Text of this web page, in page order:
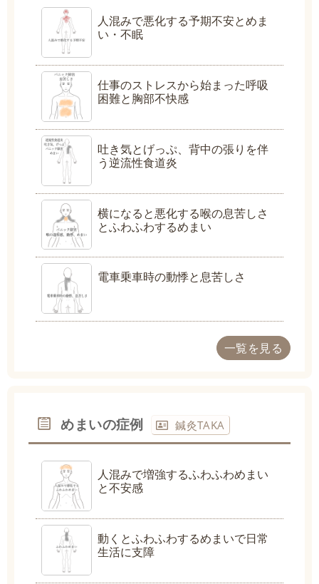
人混みで悪化する予期不安とめま
い・不眠
仕事のストレスから始まった呼吸
困難と胸部不快感
吐き気とげっぷ、背中の張りを伴
う逆流性食道炎
横になると悪化する喉の息苦しさ
とふわふわするめまい
電車乗車時の動悸と息苦しさ
一覧を見る
めまいの症例 鍼灸TAKA
人混みで増強するふわふわめまい
と不安感
動くとふわふわするめまいで日常
生活に支障